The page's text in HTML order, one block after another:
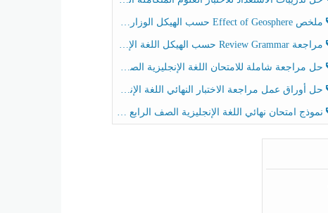
ملخص Effect of Geosphere حسب الهيكل الوزاري العلوم المتكاملة الصف الخامس انسبير الفصل الثالث
مراجعة Review Grammar حسب الهيكل اللغة الإنجليزية الصف الخامس الفصل الثالث
حل مراجعة شاملة للامتحان اللغة الإنجليزية الصف الخامس الفصل الثالث
حل أوراق عمل مراجعة الاختبار النهائي اللغة الإنجليزية الصف الرابع الفصل الثالث
نموذج امتحان نهائي اللغة الإنجليزية الصف الرابع الفصل الثالث